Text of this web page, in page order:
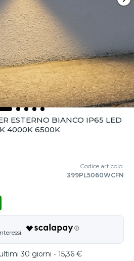
ESTERNO BIANCO IP65 LED
4000K 6500K
Codice articolo:
399PL5060WCFN
30 giorni - 15,36 €